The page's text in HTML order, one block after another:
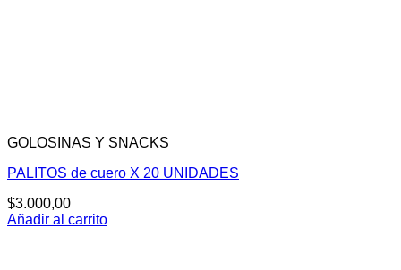
GOLOSINAS Y SNACKS
PALITOS de cuero X 20 UNIDADES
$3.000,00
Añadir al carrito